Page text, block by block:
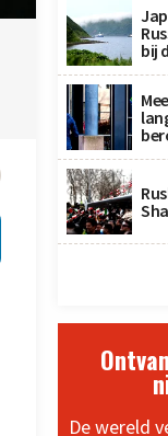
bij
De wereld